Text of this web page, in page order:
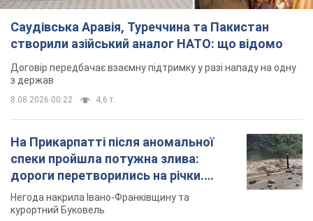
Саудівська Аравія, Туреччина та Пакистан
створили азійський аналог НАТО: що відомо
Договір передбачає взаємну підтримку у разі нападу на одну
з держав
8.08.2026 00:22 4,6 т.
На Прикарпатті після аномальної
спеки пройшла потужна злива:
дороги перетворились на річки.
Відео
Негода накрила Івано-Франківщину та
курортний Буковель